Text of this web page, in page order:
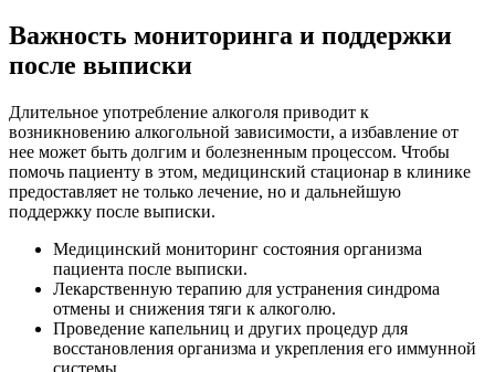
Важность мониторинга и поддержки
после выписки
Длительное употребление алкоголя приводит к
возникновению алкогольной зависимости, а избавление от
нее может быть долгим и болезненным процессом. Чтобы
помочь пациенту в этом, медицинский стационар в клинике
предоставляет не только лечение, но и дальнейшую
поддержку после выписки.
Медицинский мониторинг состояния организма
пациента после выписки.
Лекарственную терапию для устранения синдрома
отмены и снижения тяги к алкоголю.
Проведение капельниц и других процедур для
восстановления организма и укрепления его иммунной